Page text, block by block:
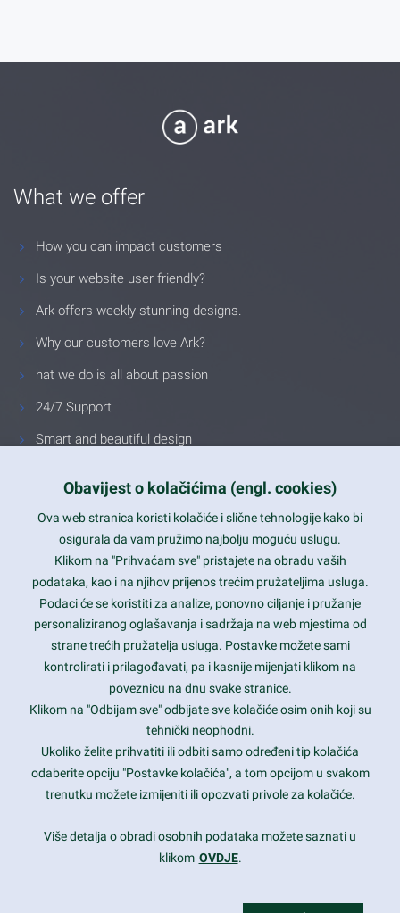
What we offer
How you can impact customers
Is your website user friendly?
Ark offers weekly stunning designs.
Why our customers love Ark?
hat we do is all about passion
24/7 Support
Smart and beautiful design
Latest trends and much more...
Contact Info
1600 Amphitheatre Parkway, Mountain View, CA 94043
prothemes.net@gmail.com
Daily: 9:00 am - 6:00 pm
Sunday: Closed
Copyright 2017FRESHFACE© All Rights Reserved
Obavijest o kolačićima (engl. cookies)
Ova web stranica koristi kolačiće i slične tehnologije kako bi
osigurala da vam pružimo najbolju moguću uslugu.
Klikom na "Prihvaćam sve" pristajete na obradu vaših
podataka, kao i na njihov prijenos trećim pružateljima usluga.
Podaci će se koristiti za analize, ponovno ciljanje i pružanje
personaliziranog oglašavanja i sadržaja na web mjestima od
strane trećih pružatelja usluga. Postavke možete sami
kontrolirati i prilagođavati, pa i kasnije mijenjati klikom na
poveznicu na dnu svake stranice.
Klikom na "Odbijam sve" odbijate sve kolačiće osim onih koji su
tehnički neophodni.
Ukoliko želite prihvatiti ili odbiti samo određeni tip kolačića
odaberite opciju "Postavke kolačića", a tom opcijom u svakom
trenutku možete izmijeniti ili opozvati privole za kolačiće.
Više detalja o obradi osobnih podataka možete saznati u
klikom OVDJE.